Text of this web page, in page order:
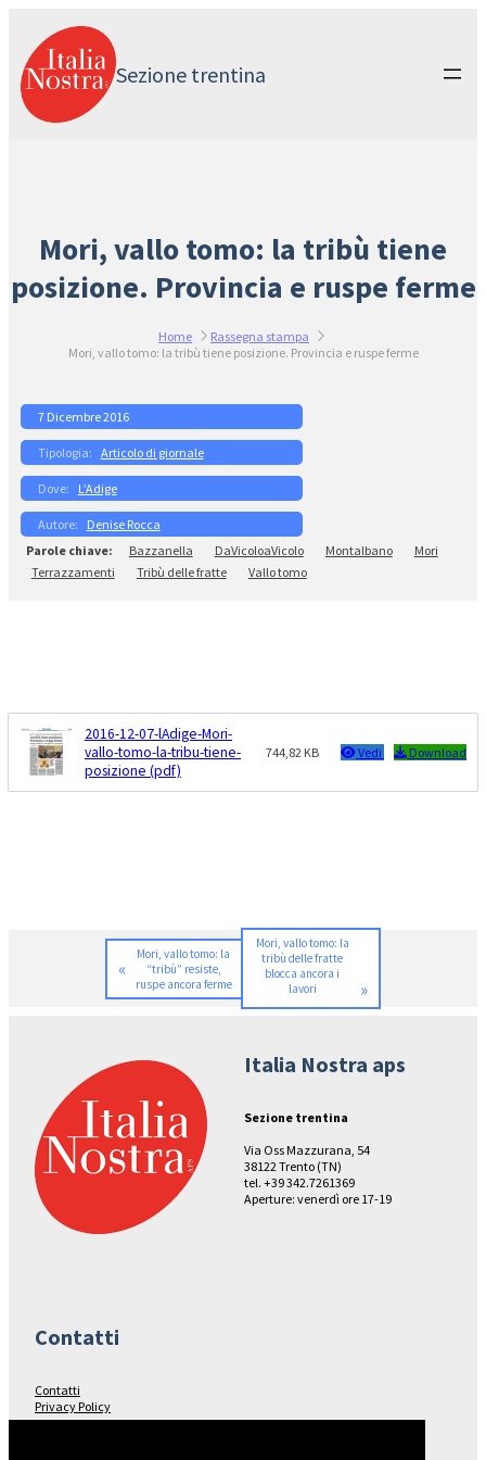
contenuto
Sezione trentina
Mori, vallo tomo: la tribù tiene
posizione. Provincia e ruspe ferme
Home
Rassegna stampa
Mori, vallo tomo: la tribù tiene posizione. Provincia e ruspe ferme
7 Dicembre 2016
Articolo di giornale
L’Adige
Denise Rocca
Bazzanella
DaVicoloaVicolo Montalbano
Mori
Terrazzamenti
Tribù delle fratte Vallo tomo
2016-12-07-lAdige-Mori-
vallo-tomo-la-tribu-tiene-
posizione (pdf)
744,82 KB Vedi Download
«
Mori, vallo tomo: la
“tribù” resiste,
ruspe ancora ferme
Mori, vallo tomo: la
tribù delle fratte
blocca ancora i
lavori
»
Italia Nostra aps
Sezione trentina
Via Oss Mazzurana, 54
38122 Trento (TN)
tel. +39 342.7261369
Aperture: venerdì ore 17-19
Contatti
Contatti
Privacy Policy